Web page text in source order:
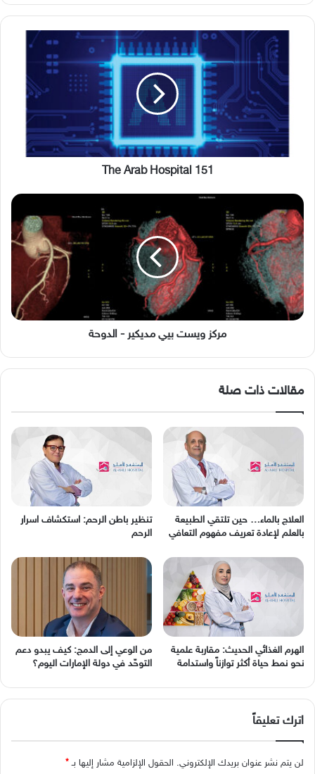
Hospital
The Arab Hospital 151
مركز
ويست
بيي
مديكير
-
الدوحة
​مركز ويست بيي مديكير - الدوحة
مقالات ذات صلة
العلاج بالماء… حين تلتقي الطبيعة
بالعلم لإعادة تعريف مفهوم التعافي
تنظير باطن الرحم: استكشاف اسرار
الرحم
الهرم الغذائي الحديث: مقاربة علمية
نحو نمط حياة أكثر توازناً واستدامة
من الوعي إلى الدمج: كيف يبدو دعم
التوحّد في دولة الإمارات اليوم؟
اترك تعليقاً
لن يتم نشر عنوان بريدك الإلكتروني. الحقول الإلزامية مشار إليها بـ*